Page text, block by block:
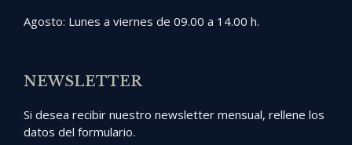
Agosto: Lunes a viernes de 09.00 a 14.00 h.
NEWSLETTER
Si desea recibir nuestro newsletter mensual, rellene los
datos del formulario.